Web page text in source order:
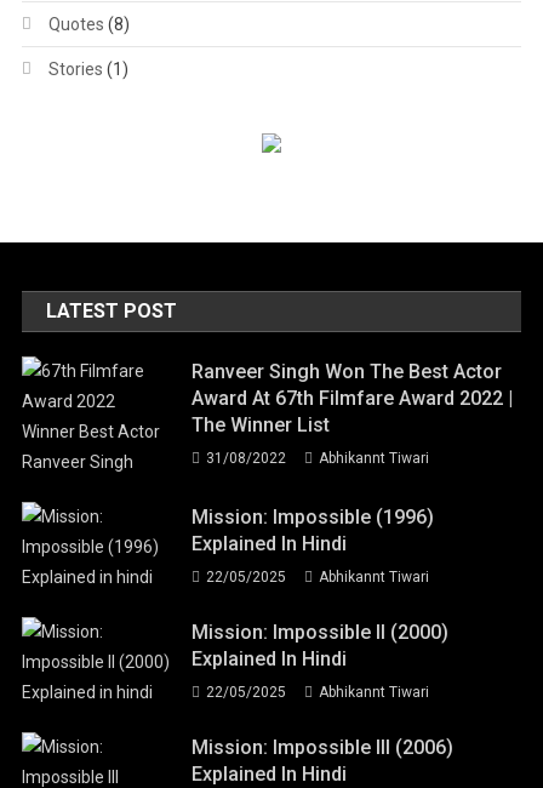
Quotes (8)
Stories (1)
LATEST POST
Ranveer Singh Won The Best Actor
Award At 67th Filmfare Award 2022 |
The Winner List
31/08/2022 Abhikannt Tiwari
Mission: Impossible (1996)
Explained In Hindi
22/05/2025 Abhikannt Tiwari
Mission: Impossible II (2000)
Explained In Hindi
22/05/2025 Abhikannt Tiwari
Mission: Impossible III (2006)
Explained In Hindi